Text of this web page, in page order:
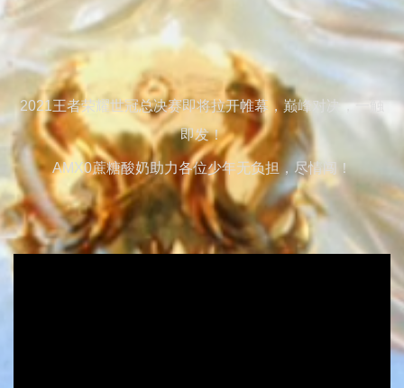
2021王者荣耀世冠总决赛即将拉开帷幕，巅峰对决，一触
即发！
AMX0蔗糖酸奶助力各位少年无负担，尽情闯！